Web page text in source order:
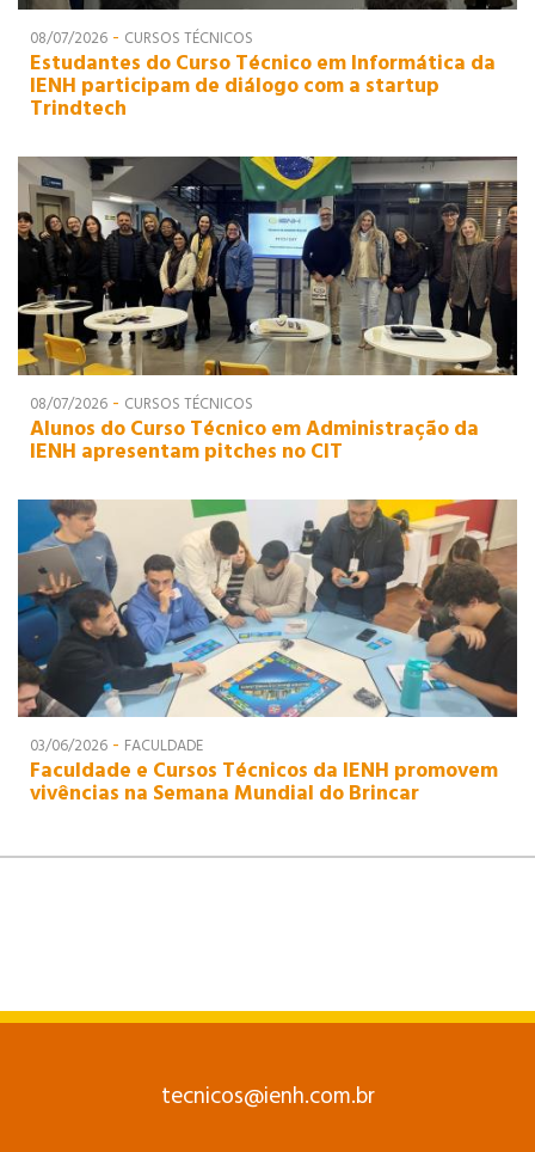
08/07/2026 - CURSOS TÉCNICOS
Estudantes do Curso Técnico em Informática da
IENH participam de diálogo com a startup
Trindtech
08/07/2026 - CURSOS TÉCNICOS
Alunos do Curso Técnico em Administração da
IENH apresentam pitches no CIT
03/06/2026 - FACULDADE
Faculdade e Cursos Técnicos da IENH promovem
vivências na Semana Mundial do Brincar
tecnicos@ienh.com.br